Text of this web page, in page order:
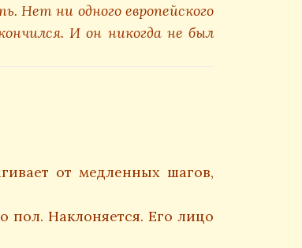
ни одного европейского
И он никогда не был
от медленных шагов,
пол. Наклоняется. Его лицо